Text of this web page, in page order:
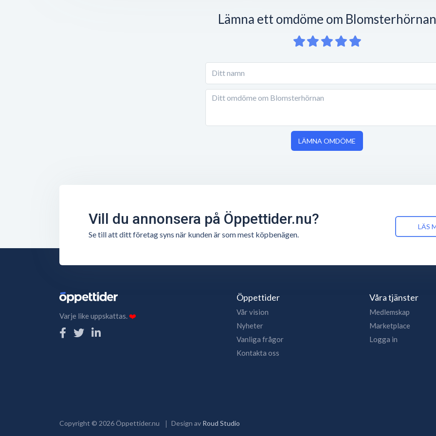
Lämna ett omdöme om Blomsterhörnan
LÄMNA OMDÖME
Vill du annonsera på Öppettider.nu?
Se till att ditt företag syns när kunden är som mest köpbenägen.
LÄS
Varje like uppskattas.❤️
Öppettider
Vår vision
Nyheter
Vanliga frågor
Kontakta oss
Våra tjänster
Medlemskap
Marketplace
Logga in
Copyright © 2026Öppettider.nu Design av Roud Studio